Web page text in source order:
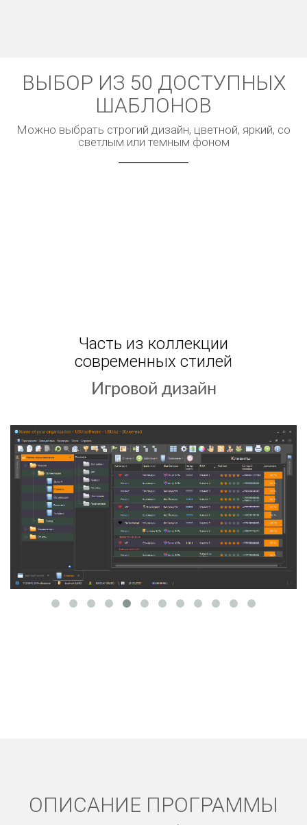
ВЫБОР ИЗ 50 ДОСТУПНЫХ
ШАБЛОНОВ
Можно выбрать строгий дизайн, цветной, яркий, со
светлым или темным фоном
Часть из коллекции
современных стилей
Игровой дизайн
Хеллоуин
ОПИСАНИЕ ПРОГРАММЫ